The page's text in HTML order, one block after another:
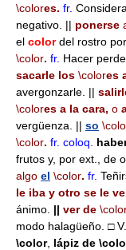
\colores. fr.
negativo. || ponerse
el colordel rostro
\color. fr. Hacer
sacarle los \colores
avergonzarle. ||
\colores a la cara, o
vergüenza. || so
\color. fr. coloq.
frutos y, por ext., de
algo el \color. fr.
le iba y otro se le
ánimo. || ver de
modo halagüeño. □ V.
\color, lápiz de